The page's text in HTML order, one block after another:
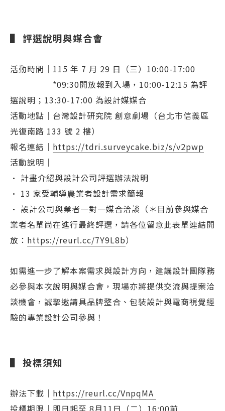
▌ 評選說明與媒合會
活動時間｜115 年 7 月 29 日（三）10:00-17:00
*09:30開放報到入場，10:00-12:15 為評
選說明；13:30-17:00 為設計媒媒合
活動地點｜台灣設計研究院 創意劇場（台北市信義區
光復南路 133 號 2 樓）
報名連結｜ https://tdri.surveycake.biz/s/v2pwp
活動說明｜
• 計畫介紹與設計公司評選辦法說明
• 13 家受輔導農業者設計需求簡報
• 設計公司與業者一對一媒合洽談（＊目前參與媒合
業者名單尚在進行最終評選，請各位留意此表單連結開
放： https://reurl.cc/7Y9L8b）
如需進一步了解本案需求與設計方向，建議設計團隊務
必參與本次說明與媒合會，現場亦將提供交流與提案洽
談機會，誠摯邀請具品牌整合、包裝設計與電商視覺經
驗的專業設計公司參與！
▌ 投標須知
辦法下載｜ https://reurl.cc/VnpqMA​ ​
投標期限｜即日起至 8月11日（二）16:00前